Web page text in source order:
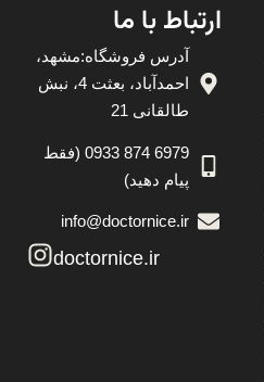
ارتباط با ما
آدرس فروشگاه:مشهد،
احمدآباد، بعثت 4، نبش
طالقانی 21
6979 874 0933 (فقط
پیام دهید)
info@doctornice.ir
doctornice.ir